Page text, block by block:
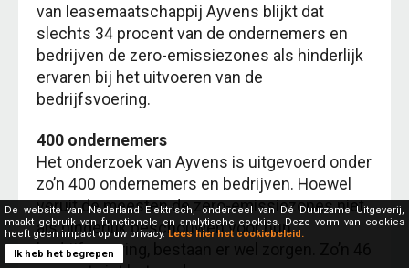
van leasemaatschappij Ayvens blijkt dat
slechts 34 procent van de ondernemers en
bedrijven de zero-emissiezones als hinderlijk
ervaren bij het uitvoeren van de
bedrijfsvoering.
400 ondernemers
Het onderzoek van Ayvens is uitgevoerd onder
zo’n 400 ondernemers en bedrijven. Hoewel
veruit de meesten de zero-emissiezones niet
als hinderlijk beschouwen voor hun
bedrijfsvoering, bestaan er wel zorgen. Zo’n 46
De website van Nederland Elektrisch, onderdeel van Dé Duurzame Uitgeverij,
maakt gebruik van functionele en analytische cookies. Deze vorm van cookies
heeft geen impact op uw privacy. Lees hier het cookiebeleid.
Ik heb het begrepen